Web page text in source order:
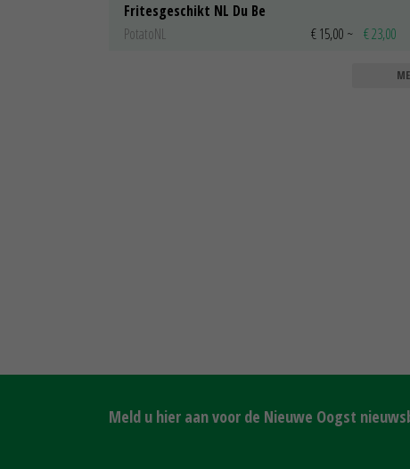
Fritesgeschikt NL Du Be
PotatoNL
€ 15,00 ~ € 23,00
Meld u hier aan voor de Nieuwe Oogst